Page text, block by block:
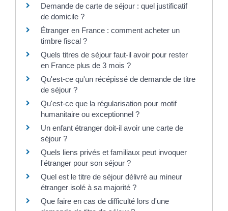
Demande de carte de séjour : quel justificatif
de domicile ?
Étranger en France : comment acheter un
timbre fiscal ?
Quels titres de séjour faut-il avoir pour rester
en France plus de 3 mois ?
Qu'est-ce qu'un récépissé de demande de titre
de séjour ?
Qu'est-ce que la régularisation pour motif
humanitaire ou exceptionnel ?
Un enfant étranger doit-il avoir une carte de
séjour ?
Quels liens privés et familiaux peut invoquer
l'étranger pour son séjour ?
Quel est le titre de séjour délivré au mineur
étranger isolé à sa majorité ?
Que faire en cas de difficulté lors d'une